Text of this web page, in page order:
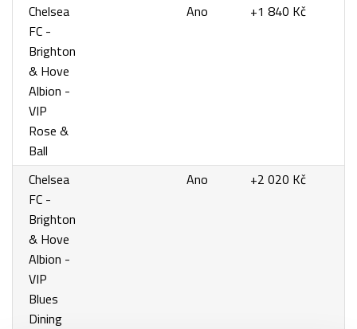
Chelsea
FC -
Brighton
& Hove
Albion -
VIP
Rose &
Ball
Ano +1 840 Kč
Chelsea
FC -
Brighton
& Hove
Albion -
VIP
Blues
Dining
Ano +2 020 Kč